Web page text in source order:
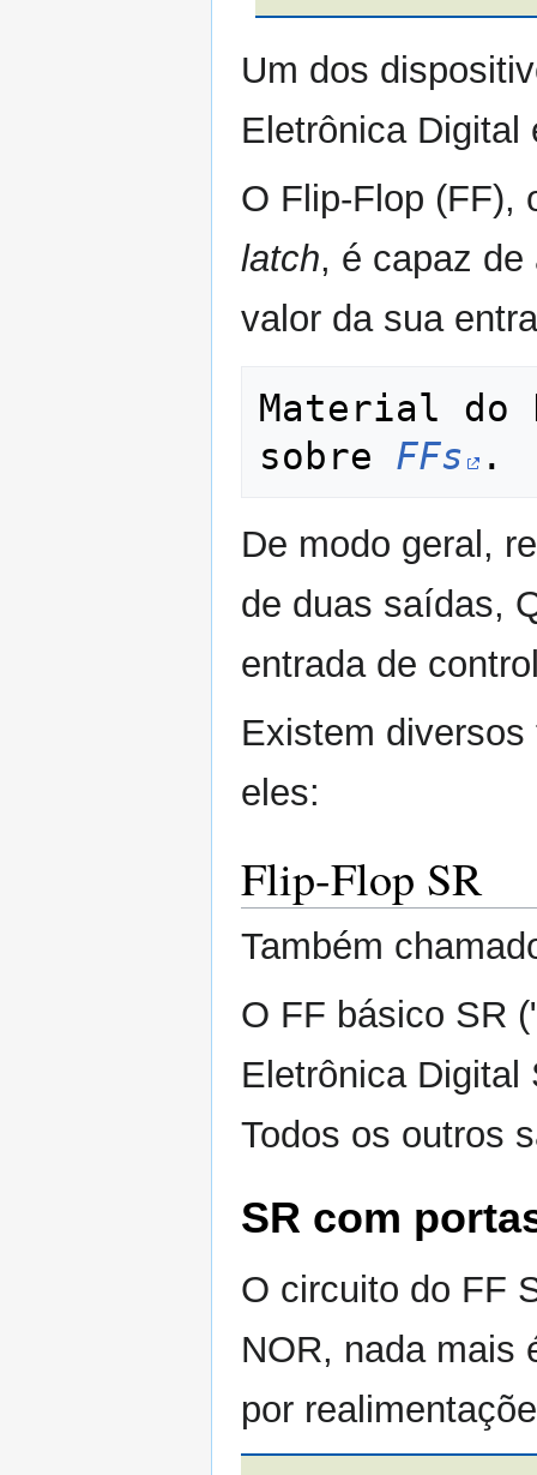
Um dos
Eletrônica
O Flip-Flop (FF),
latch, é capaz de
valor da sua
Material do
sobre FFs
De modo geral,
de duas saídas,
entrada de
Existem
eles:
Flip-Flop SR
Também
O FF básico SR
Eletrônica
Todos os outros
SR com
O circuito do FF
NOR, nada mais
por